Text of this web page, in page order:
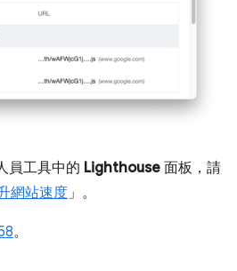
員工具中的 Lighthouse 面板，請
網站速度」。
。